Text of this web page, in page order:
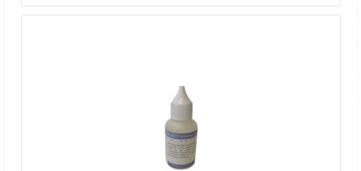
TermoPastyS..
Įdėti į krepšelį